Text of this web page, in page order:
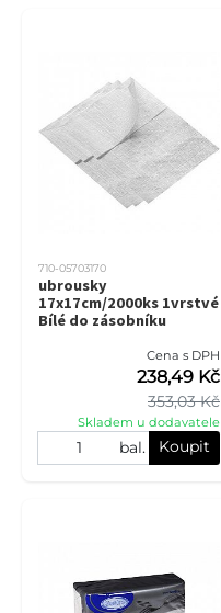
710-05703170
ubrousky
17x17cm/2000ks 1vrstvé
Bílé do zásobníku
Cena s DPH
353,03 Kč
238,49 Kč
Skladem u dodavatele
bal. Koupit